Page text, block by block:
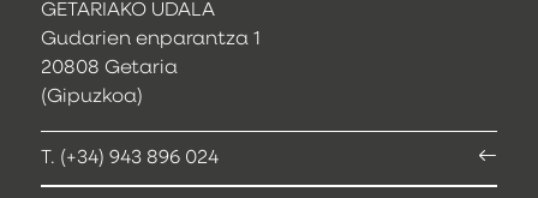
GETARIAKO UDALA
Gudarien enparantza 1
20808 Getaria
(Gipuzkoa)
T. (+34) 943 896 024